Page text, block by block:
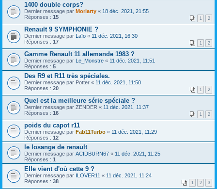
1400 double corps?
Dernier message par Moriarty « 18 déc. 2021, 21:55
Réponses : 15 1 2
Renault 9 SYMPHONIE ?
Dernier message par Laïo « 11 déc. 2021, 16:30
Réponses : 17 1 2
Gamme Renault 11 allemande 1983 ?
Dernier message par Le_Monstre « 11 déc. 2021, 11:51
Réponses : 5
Des R9 et R11 très spéciales.
Dernier message par Potter « 11 déc. 2021, 11:50
Réponses : 20 1 2
Quel est la meilleure série spéciale ?
Dernier message par ZENDER « 11 déc. 2021, 11:37
Réponses : 16 1 2
poids du capot r11
Dernier message par Fab11Turbo « 11 déc. 2021, 11:29
Réponses : 12
le losange de renault
Dernier message par ACIDBURN67 « 11 déc. 2021, 11:25
Réponses : 1
Elle vient d'où cette 9 ?
Dernier message par ILOVER11 « 11 déc. 2021, 11:24
Réponses : 38 1 2 3